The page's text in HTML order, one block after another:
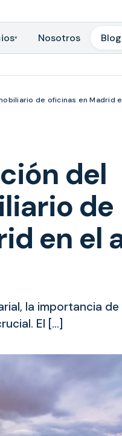
▾ Nosotros Blog
de oficinas en Madrid
del
de
en el
la importancia
El […]